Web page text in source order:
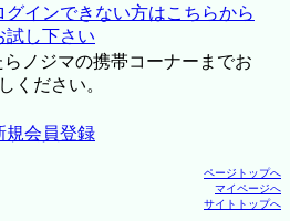
インできない方はこちらから
試し下さい
ノジマの携帯コーナーまでお
ください。
規会員登録
ページトップへ
マイページへ
サイトトップへ